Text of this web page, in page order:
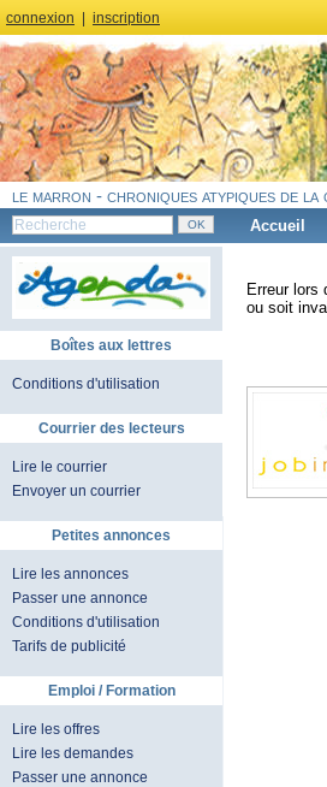
connexion inscription
le marron - chroniques atypiques de la
Accueil
Boîtes aux lettres
Conditions d'utilisation
Courrier des lecteurs
Lire le courrier
Envoyer un courrier
Petites annonces
Lire les annonces
Passer une annonce
Conditions d'utilisation
Tarifs de publicité
Emploi / Formation
Lire les offres
Lire les demandes
Passer une annonce
Erreur lors
ou soit